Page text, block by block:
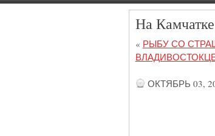
На
« РЫБУ СО
ОКТЯБРЬ 03,